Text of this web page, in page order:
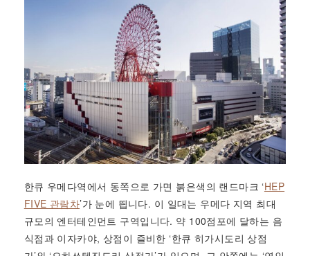
한큐 우메다역에서 동쪽으로 가면 붉은색의 랜드마크 ‘HEP
FIVE 관람차’가 눈에 띕니다. 이 일대는 우메다 지역 최대
규모의 엔터테인먼트 구역입니다. 약 100점포에 달하는 음
식점과 이자카야, 상점이 즐비한 ‘한큐 히가시도리 상점